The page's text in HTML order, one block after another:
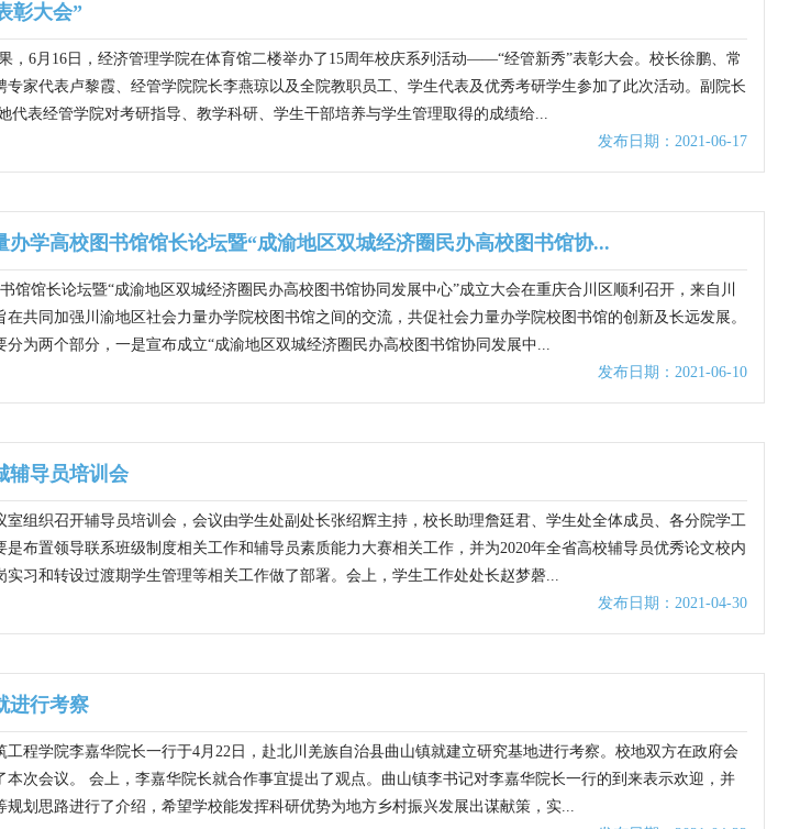
彰大会”
，6月16日，经济管理学院在体育馆二楼举办了15周年校庆系列活动——“经管新秀”表彰大会。校长徐鹏、常
家代表卢黎霞、经管学院院长李燕琼以及全院教职员工、学生代表及优秀考研学生参加了此次活动。副院长
代表经管学院对考研指导、教学科研、学生干部培养与学生管理取得的成绩给...
发布日期：2021-06-17
学高校图书馆馆长论坛暨“成渝地区双城经济圈民办高校图书馆协...
馆馆长论坛暨“成渝地区双城经济圈民办高校图书馆协同发展中心”成立大会在重庆合川区顺利召开，来自川
共同加强川渝地区社会力量办学院校图书馆之间的交流，共促社会力量办学院校图书馆的创新及长远发展。
为两个部分，一是宣布成立“成渝地区双城经济圈民办高校图书馆协同发展中...
发布日期：2021-06-10
导员培训会
组织召开辅导员培训会，会议由学生处副处长张绍辉主持，校长助理詹廷君、学生处全体成员、各分院学工
布置领导联系班级制度相关工作和辅导员素质能力大赛相关工作，并为2020年全省高校辅导员优秀论文校内
习和转设过渡期学生管理等相关工作做了部署。会上，学生工作处处长赵梦磬...
发布日期：2021-04-30
进行考察
程学院李嘉华院长一行于4月22日，赴北川羌族自治县曲山镇就建立研究基地进行考察。校地双方在政府会
次会议。 会上，李嘉华院长就合作事宜提出了观点。曲山镇李书记对李嘉华院长一行的到来表示欢迎，并
划思路进行了介绍，希望学校能发挥科研优势为地方乡村振兴发展出谋献策，实...